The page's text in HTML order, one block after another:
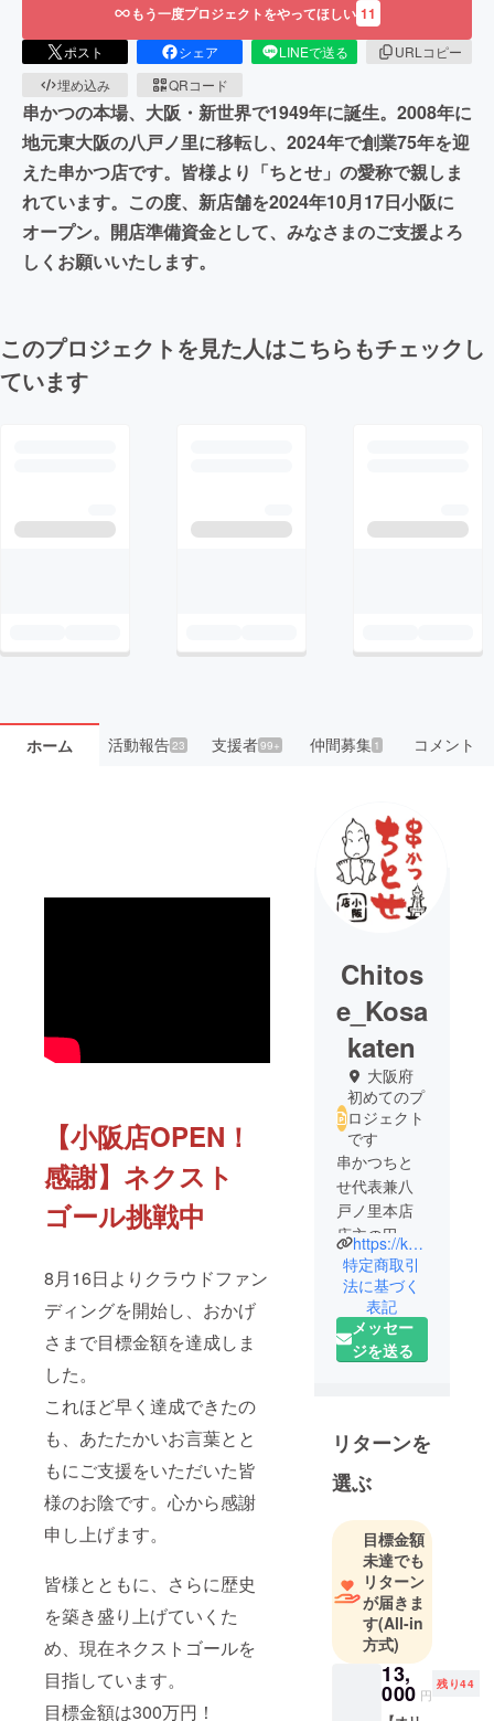
もう一度プロジェクトをやってほしい 11
ポスト シェア LINEで送る
URLコピー
埋め込み
QRコード
串かつの本場、大阪・新世界で1949年に誕生。2008年に
地元東大阪の八戸ノ里に移転し、2024年で創業75年を迎
えた串かつ店です。皆様より「ちとせ」の愛称で親しま
れています。この度、新店舗を2024年10月17日小阪に
オープン。開店準備資金として、みなさまのご支援よろ
しくお願いいたします。
このプロジェクトを見た人はこちらもチェックし
ています
ホーム 活動報告23 支援者99+ 仲間募集 1 コメント
【小阪店OPEN！
感謝】ネクスト
ゴール挑戦中
8月16日よりクラウドファン
ディングを開始し、おかげ
さまで目標金額を達成しま
した。
これほど早く達成できたの
も、あたたかいお言葉とと
もにご支援をいただいた皆
様のお陰です。心から感謝
申し上げます。
皆様とともに、さらに歴史
を築き盛り上げていくた
め、現在ネクストゴールを
目指しています。
目標金額は300万円！
Chitos
e_Kosa
katen
大阪府
初めてのプ
ロジェクト
です
串かつちと
せ代表兼八
戸ノ里本店
店主の田中
裕之と申し
ます。
ちとせは串
かつの本
1949年に誕
生。2008年
に地元であ
に移転しま
した。
新世界時代
を知るオー
ルドファン
から地元の
ファミリー
層まで、幅
https://kushikatsuchitose.com/
特定商取引
法に基づく
表記
メッセー
ジを送る
リターンを
選ぶ
目標金額
未達でも
リターン
が届きま
す(All-in
方式)
13,
000 円
残り44